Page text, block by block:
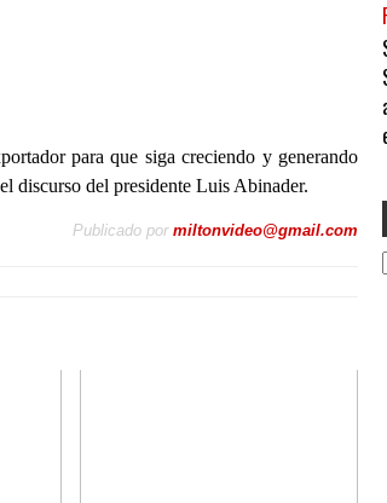
para que siga creciendo y generando
discurso del presidente Luis Abinader.
Publicado por miltonvideo@gmail.com